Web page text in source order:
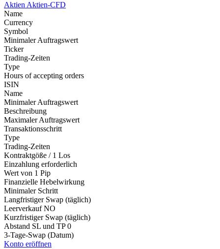
Aktien Aktien-CFD
Name
Currency
Symbol
Minimaler Auftragswert
Ticker
Trading-Zeiten
Type
Hours of accepting orders
ISIN
Name
Minimaler Auftragswert
Beschreibung
Maximaler Auftragswert
Transaktionsschritt
Type
Trading-Zeiten
Kontraktgöße / 1 Los
Einzahlung erforderlich
Wert von 1 Pip
Finanzielle Hebelwirkung
Minimaler Schritt
Langfristiger Swap (täglich)
Leerverkauf NO
Kurzfristiger Swap (täglich)
Abstand SL und TP 0
3-Tage-Swap (Datum)
Konto eröffnen